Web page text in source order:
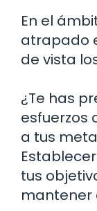
En el
atrapado
de vista
¿Te has
esfuerzos
a tus
tus
mantener